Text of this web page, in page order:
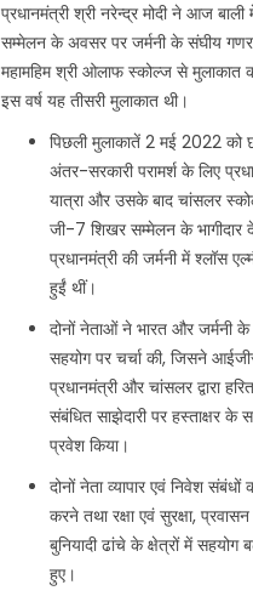
प्रधानमंत्री श्री नरेन्द्र मोदी ने आज
सम्मेलन के अवसर पर जर्मनी के संघीय
महामहिम श्री ओलाफ स्कोल्ज से मुलाकात
इस वर्ष यह तीसरी मुलाकात थी।
पिछली मुलाकातें 2 मई 2022 को
अंतर-सरकारी परामर्श के लिए
यात्रा और उसके बाद चांसलर
जी-7 शिखर सम्मेलन के
प्रधानमंत्री की जर्मनी में श्लॉस
हुईं थीं।
दोनों नेताओं ने भारत और जर्मनी के
सहयोग पर चर्चा की, जिसने
प्रधानमंत्री और चांसलर द्वारा
संबंधित साझेदारी पर हस्ताक्षर
प्रवेश किया।
दोनों नेता व्यापार एवं निवेश
करने तथा रक्षा एवं सुरक्षा,
बुनियादी ढांचे के क्षेत्रों में सहयोग
हुए।